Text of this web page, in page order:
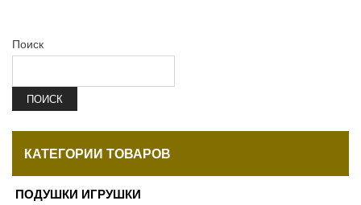
Поиск
ПОИСК
КАТЕГОРИИ ТОВАРОВ
ПОДУШКИ ИГРУШКИ